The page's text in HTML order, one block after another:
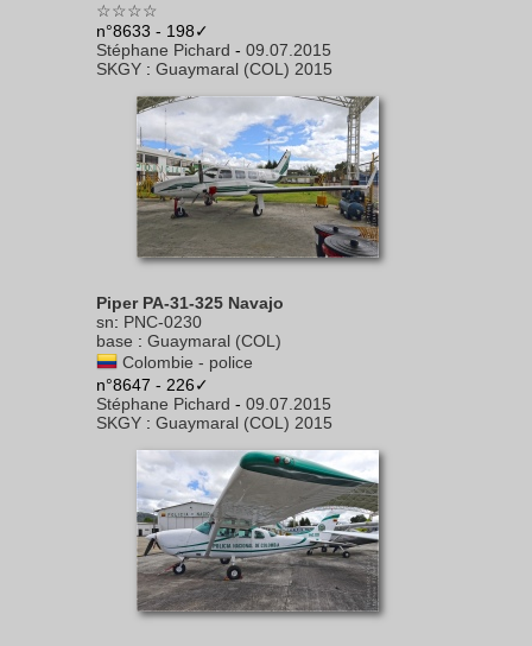
☆☆☆☆
n°8633 - 198✓
Stéphane Pichard - 09.07.2015
SKGY : Guaymaral (COL) 2015
Piper PA-31-325 Navajo
sn: PNC-0230
base : Guaymaral (COL)
Colombie - police
n°8647 - 226✓
Stéphane Pichard - 09.07.2015
SKGY : Guaymaral (COL) 2015